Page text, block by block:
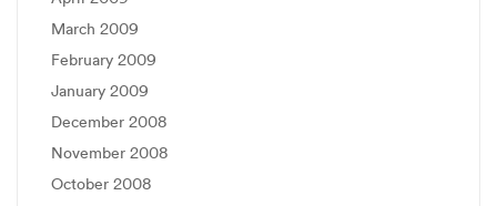
March 2009
February 2009
January 2009
December 2008
November 2008
October 2008